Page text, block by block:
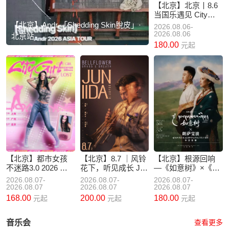
【北京】Andr 「Shedding Skin脫皮」·
北京站
【北京】北京丨8.6
当国乐遇见 City
Pop，八号星云乐团
即将登陆京城，奏
响都市新国乐！
2026.08.06-
2026.08.06
180.00 元起
【北京】都市女孩
不迷路3.0 2026 泳
恩Joannne 个人音
乐巡演 北京站
2026.08.07-
2026.08.07
168.00 元起
【北京】8.7 ｜风铃
花下，听见成长 Jun
Iida爵士四重奏
2026.08.07-
2026.08.07
200.00 元起
【北京】根源回响
—《如意树》×《朗
萨雯波》世界民谣·
融合藏戏世界音乐
氛围电子
2026.08.07-
2026.08.07
180.00 元起
音乐会 查看更多